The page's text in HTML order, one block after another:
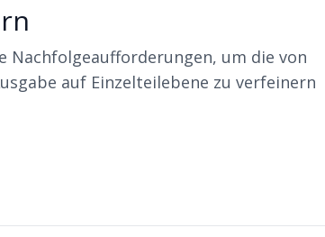
Nachfolgeaufforderungen, um die von
auf Einzelteilebene zu verfeinern